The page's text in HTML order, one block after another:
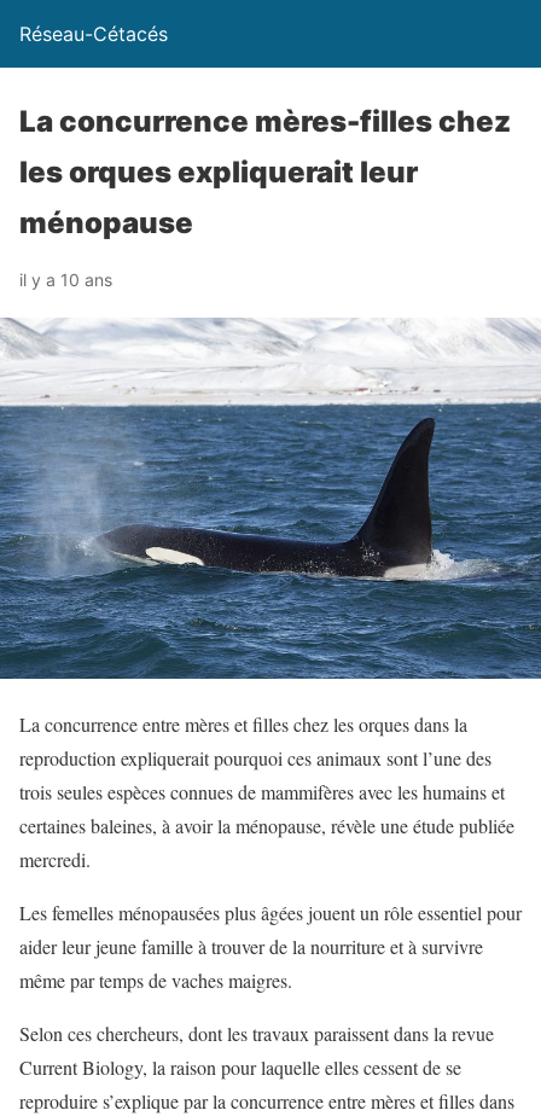
Réseau-Cétacés
La concurrence mères-filles chez
les orques expliquerait leur
ménopause
il y a 10 ans
La concurrence entre mères et filles chez les orques dans la
reproduction expliquerait pourquoi ces animaux sont l’une des
trois seules espèces connues de mammifères avec les humains et
certaines baleines, à avoir la ménopause, révèle une étude publiée
mercredi.
Les femelles ménopausées plus âgées jouent un rôle essentiel pour
aider leur jeune famille à trouver de la nourriture et à survivre
même par temps de vaches maigres.
Selon ces chercheurs, dont les travaux paraissent dans la revue
Current Biology, la raison pour laquelle elles cessent de se
reproduire s’explique par la concurrence entre mères et filles dans